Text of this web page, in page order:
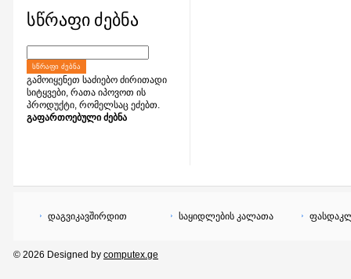
სწრაფი ძებნა
ᲡᲬᲠᲐᲤᲘ ᲫᲔᲑᲜᲐ
გამოიყენეთ საძიებო ძირითადი
სიტყვები, რათა იპოვოთ ის
პროდუქტი, რომელსაც ეძებთ.
გაფართოებული ძებნა
დაგვიკავშირდით საყიდლების კალათა
© 2026 Designed by computex.ge